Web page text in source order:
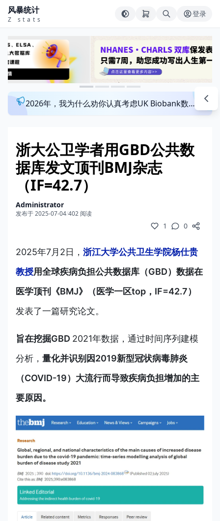
风暴统计
Z stats
登录
2026年，我为什么劝你认真考虑UK Biobank数据库？来看看这个一对一指导发文班
浙大公卫学者用GBD公共数
据库发文顶刊BMJ杂志
（IF=42.7）
Administrator
发布于 2025-07-04/402 阅读
1 0
2025年7月2日， 浙江大学公共卫生学院杨仕贵
教授用全球疾病负担公共数据库（GBD）数据在
医学顶刊《BMJ》（医学一区top，IF=42.7）
发表了一篇研究论文。
旨在挖掘GBD 2021年数据，通过时间序列建模
分析， 量化并识别因2019新型冠状病毒肺炎
（COVID-19）大流行而导致疾病负担增加的主
要原因。